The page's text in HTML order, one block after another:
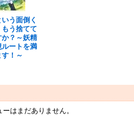
う面倒く
う捨てて
か？～妖精
ートを満
！～
はまだありません。